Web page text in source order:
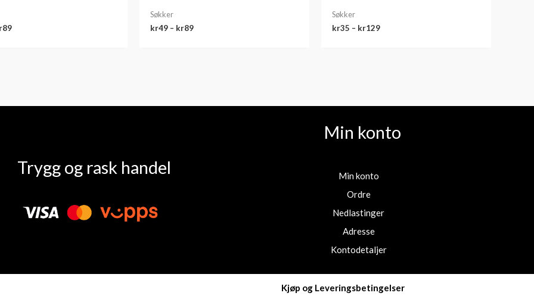
89
Søkker
kr49 – kr89
Søkker
kr35 – kr129
Trygg og rask handel
Min konto
Min konto
Ordre
Nedlastinger
Adresse
Kontodetaljer
Kjøp og Leveringsbetingelser